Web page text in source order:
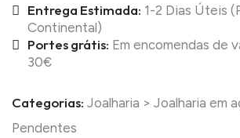
Entrega Estimada: 1-2 Dias Úteis
Continental)
Portes grátis: Em encomendas de
30€
Categorias: Joalharia > Joalharia em
Pendentes